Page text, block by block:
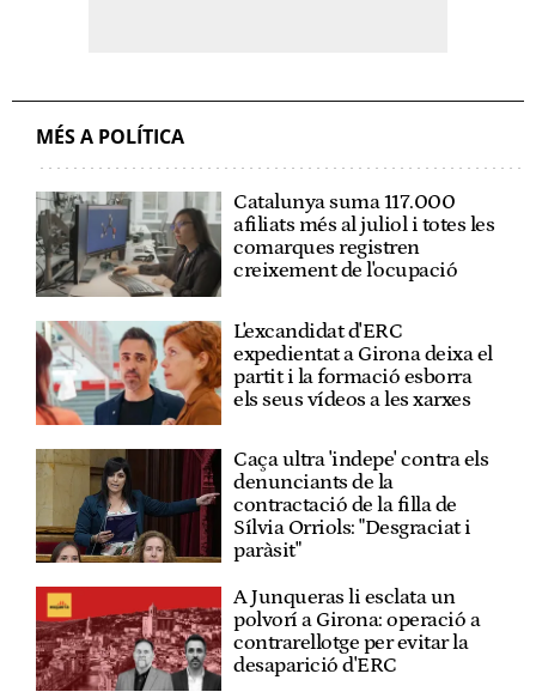
MÉS A POLÍTICA
Catalunya suma 117.000
afiliats més al juliol i totes les
comarques registren
creixement de l'ocupació
L'excandidat d'ERC
expedientat a Girona deixa el
partit i la formació esborra
els seus vídeos a les xarxes
Caça ultra 'indepe' contra els
denunciants de la
contractació de la filla de
Sílvia Orriols: "Desgraciat i
paràsit"
A Junqueras li esclata un
polvorí a Girona: operació a
contrarellotge per evitar la
desaparició d'ERC